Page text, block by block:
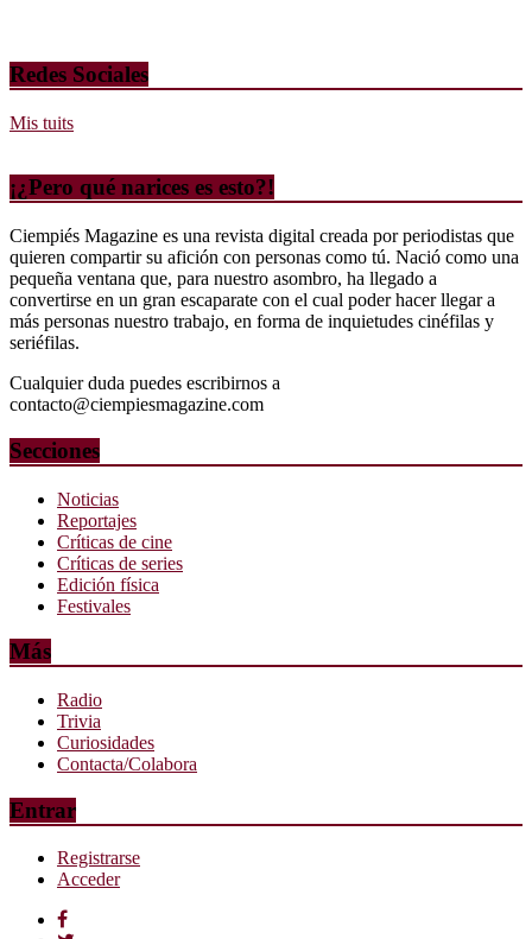
Redes Sociales
Mis tuits
¡¿Pero qué narices es esto?!
Ciempiés Magazine es una revista digital creada por periodistas que
quieren compartir su afición con personas como tú. Nació como una
pequeña ventana que, para nuestro asombro, ha llegado a
convertirse en un gran escaparate con el cual poder hacer llegar a
más personas nuestro trabajo, en forma de inquietudes cinéfilas y
seriéfilas.
Cualquier duda puedes escribirnos a
contacto@ciempiesmagazine.com
Secciones
Noticias
Reportajes
Críticas de cine
Críticas de series
Edición física
Festivales
Más
Radio
Trivia
Curiosidades
Contacta/Colabora
Entrar
Registrarse
Acceder